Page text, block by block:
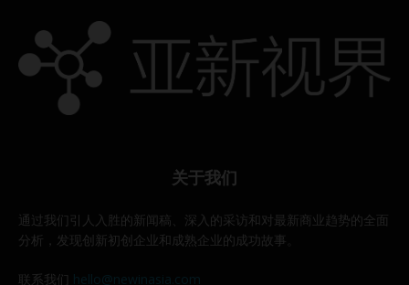
关于我们
通过我们引人入胜的新闻稿、深入的采访和对最新商业趋势的全面
分析，发现创新初创企业和成熟企业的成功故事。
联系我们 hello@newinasia.com